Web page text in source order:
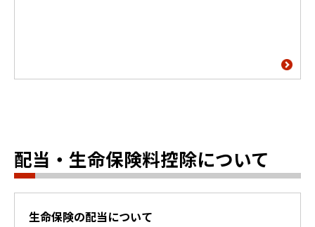
配当・生命保険料控除について
生命保険の配当について